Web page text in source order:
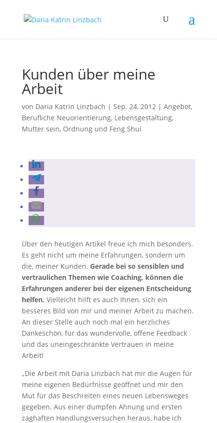
Kunden über meine
Arbeit
von Daria Katrin Linzbach | Sep. 24, 2012| Angebot,
Berufliche Neuorientierung, Lebensgestaltung,
Mutter sein, Ordnung und Feng Shui
Über den heutigen Artikel freue ich mich besonders.
Es geht nicht um meine Erfahrungen, sondern um
die, meiner Kunden. Gerade bei so sensiblen und
vertraulichen Themen wie Coaching, können die
Erfahrungen anderer bei der eigenen Entscheidung
helfen. Vielleicht hilft es auch Ihnen, sich ein
besseres Bild von mir und meiner Arbeit zu machen.
An dieser Stelle auch noch mal ein herzliches
Dankeschön, für das wundervolle, offene Feedback
und das uneingeschränkte Vertrauen in meine
Arbeit!
„Die Arbeit mit Daria Linzbach hat mir die Augen für
meine eigenen Bedürfnisse geöffnet und mir den
Mut für das Beschreiten eines neuen Lebensweges
gegeben. Aus einer dumpfen Ahnung und ersten
zaghaften Handlungsversuchen heraus, habe ich